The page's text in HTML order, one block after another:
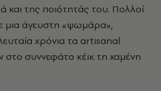
και της ποιότητάς του. Πολλοί
μια άγευστη «ψωμάρα»,
χρόνια τα artisanal
συννεφάτο κέικ τη χαμένη